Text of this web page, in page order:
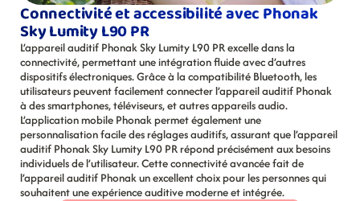
Connectivité et accessibilité avec Phonak
Sky Lumity L90 PR
L’appareil auditif Phonak Sky Lumity L90 PR excelle dans la
connectivité, permettant une intégration fluide avec d’autres
dispositifs électroniques. Grâce à la compatibilité Bluetooth, les
utilisateurs peuvent facilement connecter l’appareil auditif Phonak
à des smartphones, téléviseurs, et autres appareils audio.
L’application mobile Phonak permet également une
personnalisation facile des réglages auditifs, assurant que l’appareil
auditif Phonak Sky Lumity L90 PR répond précisément aux besoins
individuels de l’utilisateur. Cette connectivité avancée fait de
l’appareil auditif Phonak un excellent choix pour les personnes qui
souhaitent une expérience auditive moderne et intégrée.